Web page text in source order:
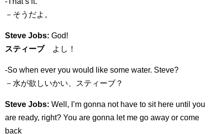
－そうだよ。
Steve Jobs: God!
スティーブよし！
-So when ever you would like some water. Steve?
－水が欲しいかい、スティーブ？
Steve Jobs: Well, I’m gonna not have to sit here until you
are ready, right? You are gonna let me go away or come
back